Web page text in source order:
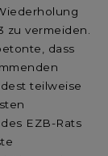
zu vermeiden.
dass
teilweise
EZB-Rats